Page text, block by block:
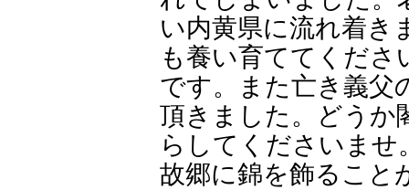
い内黄県に流れ着き
も養い育ててくだ
です。また亡き義父
頂きました。どうか
らしてくださいま
故郷に錦を飾ること